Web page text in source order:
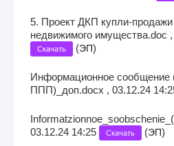
5. Проект ДКП купли-продажи
недвижимого имущества.doc
Скачать (ЭП)
Информационное сообщение
ППП)_доп.docx , 03.12.24
03.12.24 14:25
Скачать (ЭП)